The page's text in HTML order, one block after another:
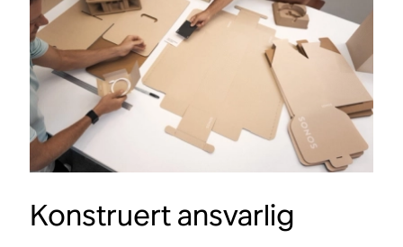
Berøringskontroller
Konstruert ansvarlig